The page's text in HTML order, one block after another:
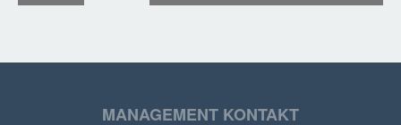
MANAGEMENT KONTAKT